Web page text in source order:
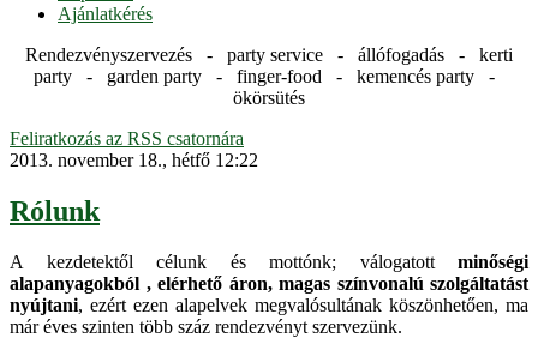
Ajánlatkérés
Rendezvényszervezés - party service - állófogadás - kerti
party - garden party - finger-food - kemencés party -
ökörsütés
Feliratkozás az RSS csatornára
2013. november 18., hétfő 12:22
Rólunk
A kezdetektől célunk és mottónk; válogatott minőségi
alapanyagokból , elérhető áron, magas színvonalú szolgáltatást
nyújtani, ezért ezen alapelvek megvalósultának köszönhetően, ma
már éves szinten több száz rendezvényt szervezünk.